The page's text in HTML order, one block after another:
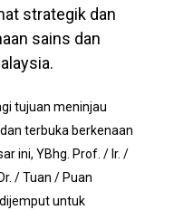
strategik dan
sains dan
tujuan meninjau
terbuka berkenaan
ini, YBhg. Prof. / Ir. /
/ Tuan / Puan
untuk